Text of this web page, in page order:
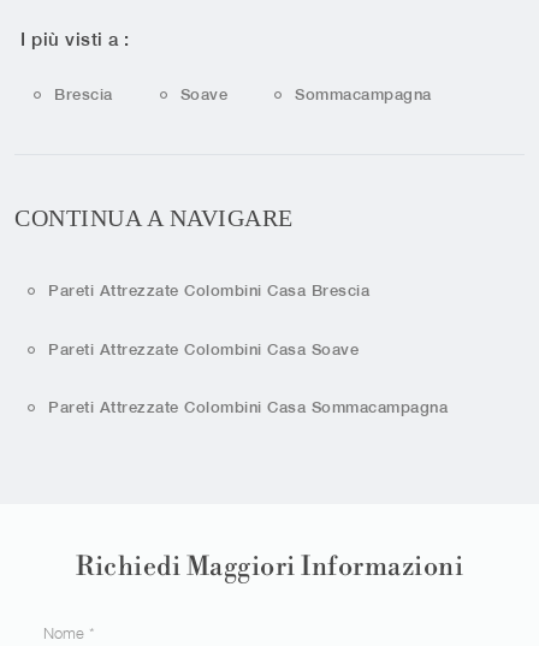
I più visti a :
Brescia Soave Sommacampagna
CONTINUA A NAVIGARE
Pareti Attrezzate Colombini Casa Brescia
Pareti Attrezzate Colombini Casa Soave
Pareti Attrezzate Colombini Casa Sommacampagna
Richiedi Maggiori Informazioni